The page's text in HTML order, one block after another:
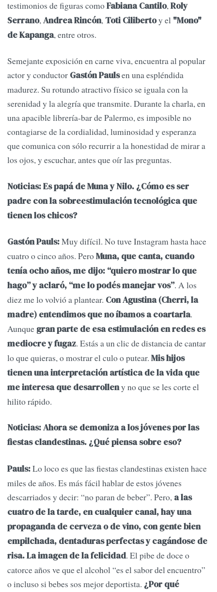
testimonios de figuras comoFabiana Cantilo,Roly
Serrano,Andrea Rincón, Toti Cilibertoy el "Mono"
de Kapanga, entre otros.
Semejante exposición en carne viva, encuentra al popular
actor y conductor Gastón Paulsen una espléndida
madurez. Su rotundo atractivo físico se iguala con la
serenidad y la alegría que transmite. Durante la charla, en
una apacible librería-bar de Palermo, es imposible no
contagiarse de la cordialidad, luminosidad y esperanza
que comunica con sólo recurrir a la honestidad de mirar a
los ojos, y escuchar, antes que oír las preguntas.
Noticias: Es papá de Muna y Nilo. ¿Cómo es ser
padre con la sobreestimulación tecnológica que
tienen los chicos?
Gastón Pauls:Muy difícil. No tuve Instagram hasta hace
cuatro o cinco años. PeroMuna, que canta, cuando
tenía ocho años, me dijo: “quiero mostrar lo que
hago” y aclaró, “me lo podés manejar vos”. A los
diez me lo volvió a plantear. Con Agustina (Cherri, la
madre) entendimos que no íbamos a coartarla.
Aunque gran parte de esa estimulación en redes es
mediocre y fugaz. Estás a un clic de distancia de cantar
lo que quieras, o mostrar el culo o putear. Mis hijos
tienen una interpretación artística de la vida que
me interesa que desarrolleny no que se les corte el
hilito rápido.
Noticias: Ahora se demoniza a los jóvenes por las
fiestas clandestinas. ¿Qué piensa sobre eso?
Pauls:Lo loco es que las fiestas clandestinas existen hace
miles de años. Es más fácil hablar de estos jóvenes
descarriados y decir: “no paran de beber”. Pero, a las
cuatro de la tarde, en cualquier canal, hay una
propaganda de cerveza o de vino, con gente bien
empilchada, dentaduras perfectas y cagándose de
risa. La imagen de la felicidad. El pibe de doce o
catorce años ve que el alcohol “es el sabor del encuentro”
o incluso si bebes sos mejor deportista. ¿Por qué